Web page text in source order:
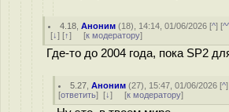
4.18 ,Аноним (18), 14:14, 01/06/2026 [^] [
[↓] [↑] [к модератору]
Где-то до 2004 года, пока SP2
5.27 ,Аноним (27), 15:47, 01/06/2026 [^
[ответить] [↓] [к модератору]